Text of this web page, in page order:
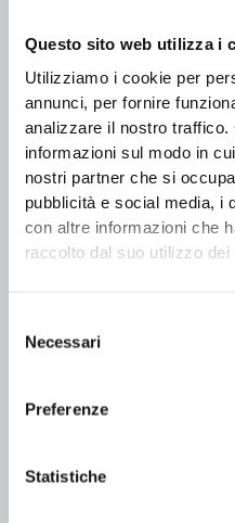
Questo sito web utilizza i
Utilizziamo i cookie per
annunci, per fornire
analizzare il nostro traffico.
informazioni sul modo in
nostri partner che si
pubblicità e social media, i
con altre informazioni che
raccolto dal suo utilizzo
delNecessari
Preferenze
Statistiche
Richiedi
Principali criteri di